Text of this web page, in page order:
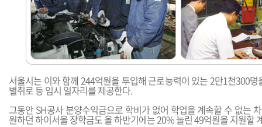
서울시는 이와 함께 244억원을 투입해 근로능력이 있는 2만1천300명
별취로 등 임시 일자리를 제공한다.
그동안 SH공사 분양수익금으로 학비가 없어 학업을 계속할 수 없는
원하던 하이서울 장학금도 올 하반기에는 20% 늘린 49억원을 지원할